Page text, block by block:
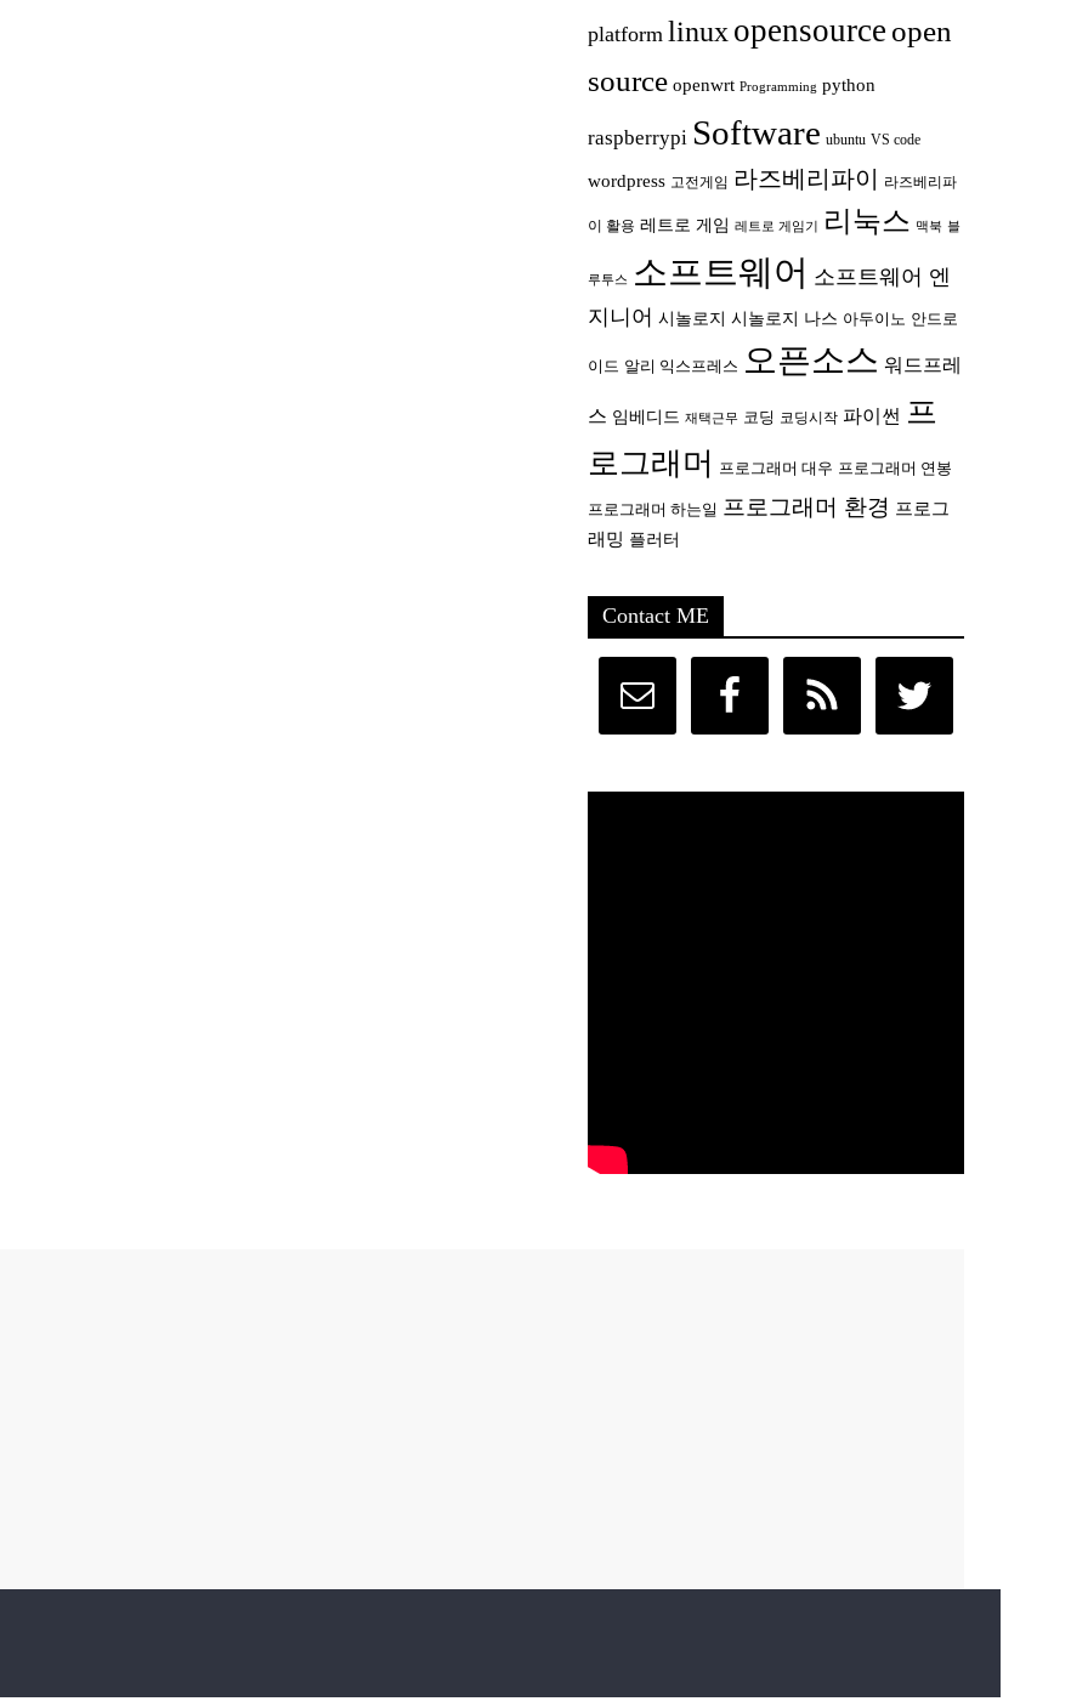
platform linux opensource open
source openwrt Programming python
raspberrypi Software ubuntu VS code
wordpress 고전게임 라즈베리파이 라즈베리파
이 활용 레트로 게임 레트로 게임기 리눅스 맥북 블
루투스 소프트웨어 소프트웨어 엔
지니어 시놀로지 시놀로지 나스 아두이노 안드로
이드 알리 익스프레스 오픈소스 워드프레
스 임베디드 재택근무 코딩 코딩시작 파이썬 프
로그래머
프로그래머 대우 프로그래머 연봉
프로그래머 하는일 프로그래머 환경 프로그
래밍 플러터
Contact ME